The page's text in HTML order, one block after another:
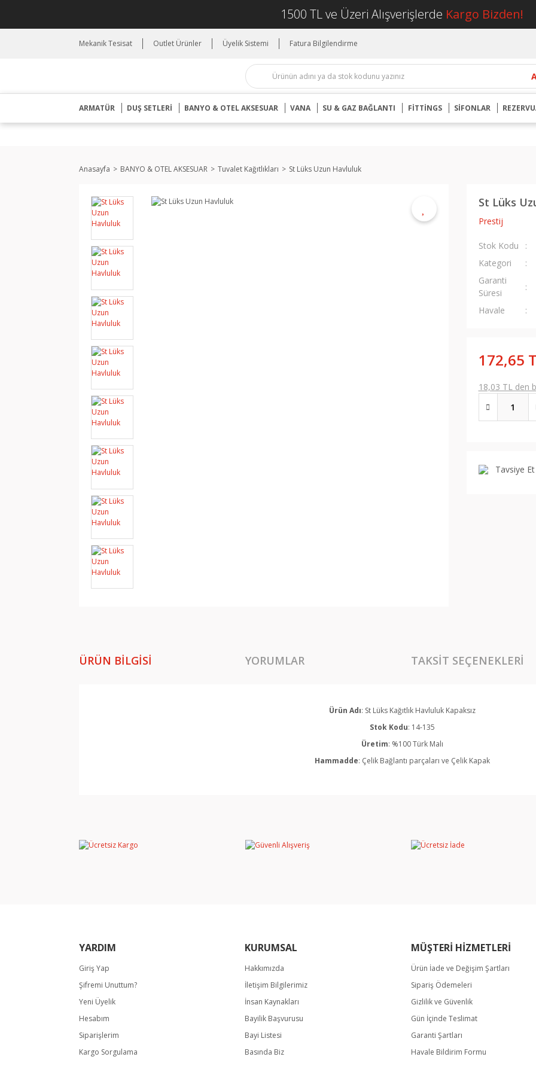
1500 TL ve Üzeri Alışverişlerde Kargo Bizden!
Mekanik Tesisat Outlet Ürünler Üyelik Sistemi Fatura Bilgilendirme
ARMATÜR DUŞ SETLERİ BANYO & OTEL AKSESUAR VANA SU & GAZ BAĞLANTI FİTTİNGS SİFONLAR
Anasayfa BANYO & OTEL AKSESUAR Tuvalet Kağıtlıkları St Lüks Uzun Havluluk
St Lüks
Prestij
Stok Kodu
Kategori
Garanti
Süresi
Havale
172,65
18,03 TL den
Tavsiye Et
ÜRÜN BILGISI YORUMLAR TAKSIT SEÇENEKLERI
Ürün Adı: St Lüks Kağıtlık Havluluk Kapaksız
Stok Kodu: 14-135
Üretim: %100 Türk Malı
Hammadde: Çelik Bağlantı parçaları ve Çelik Kapak
Yorum Yaz
Ürün resmi kalitesiz, bozuk veya görüntülenemiyor.
Gönder
YARDIM
Giriş Yap
Şifremi Unuttum?
Yeni Üyelik
Hesabım
Siparişlerim
Kargo Sorgulama
KURUMSAL
Hakkımızda
İletişim Bilgilerimiz
İnsan Kaynakları
Bayilik Başvurusu
Bayi Listesi
Basında Biz
MÜŞTERİ HİZMETLERİ
Ürün İade ve Değişim Şartları
Sipariş Ödemeleri
Gizlilik ve Güvenlik
Gün İçinde Teslimat
Garanti Şartları
Havale Bildirim Formu